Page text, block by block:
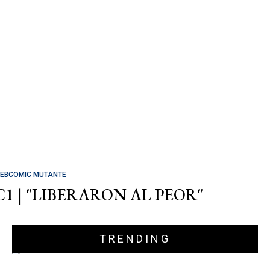
MUTANTE
| "LIBERARON AL PEOR"
TRENDING